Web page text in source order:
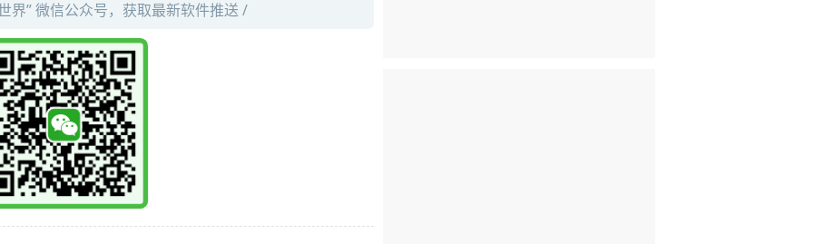
界” 微信公众号，获取最新软件推送 /